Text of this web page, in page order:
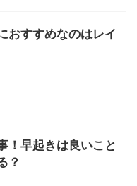
おすすめなのはレイ
！早起きは良いこと
？